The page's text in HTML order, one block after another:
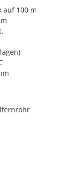
auf 100 m